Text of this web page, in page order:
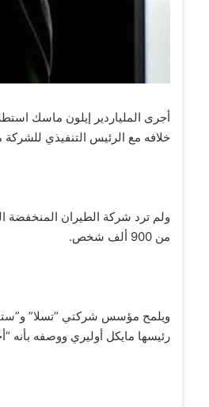
أجرى الملياردير إيلون ماسك
خلافه مع الرئيس التنفيذي
ولم ترد شركة الطيران المنخفضة
من 900 ألف شخص.
ويلمح مؤسس شركتي “تسلا”
رئيسها مايكل أوليري ووصفه بأنه